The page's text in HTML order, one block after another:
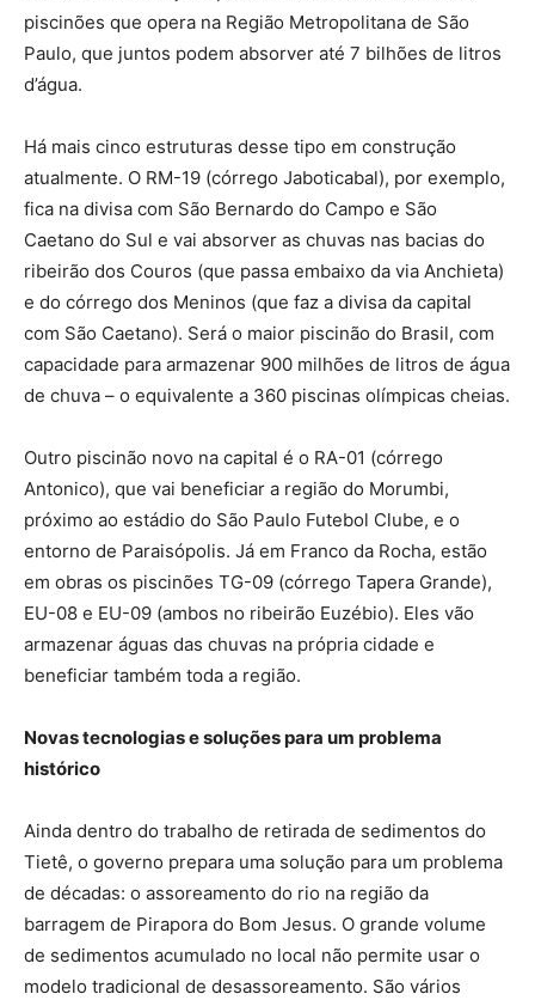
piscinões que opera na Região Metropolitana de São
Paulo, que juntos podem absorver até 7 bilhões de litros
d’água.
Há mais cinco estruturas desse tipo em construção
atualmente. O RM-19 (córrego Jaboticabal), por exemplo,
fica na divisa com São Bernardo do Campo e São
Caetano do Sul e vai absorver as chuvas nas bacias do
ribeirão dos Couros (que passa embaixo da via Anchieta)
e do córrego dos Meninos (que faz a divisa da capital
com São Caetano). Será o maior piscinão do Brasil, com
capacidade para armazenar 900 milhões de litros de água
de chuva – o equivalente a 360 piscinas olímpicas cheias.
Outro piscinão novo na capital é o RA-01 (córrego
Antonico), que vai beneficiar a região do Morumbi,
próximo ao estádio do São Paulo Futebol Clube, e o
entorno de Paraisópolis. Já em Franco da Rocha, estão
em obras os piscinões TG-09 (córrego Tapera Grande),
EU-08 e EU-09 (ambos no ribeirão Euzébio). Eles vão
armazenar águas das chuvas na própria cidade e
beneficiar também toda a região.
Novas tecnologias e soluções para um problema
histórico
Ainda dentro do trabalho de retirada de sedimentos do
Tietê, o governo prepara uma solução para um problema
de décadas: o assoreamento do rio na região da
barragem de Pirapora do Bom Jesus. O grande volume
de sedimentos acumulado no local não permite usar o
modelo tradicional de desassoreamento. São vários